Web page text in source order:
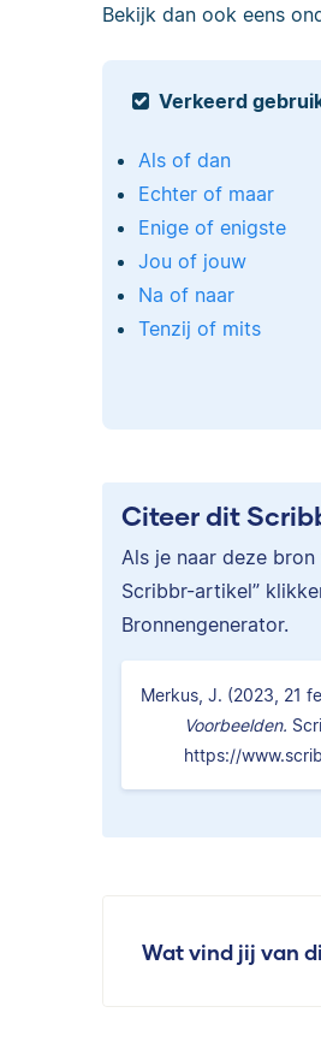
Bekijk dan ook eens
Verkeerd
Als of dan
Echter of maar
Enige of enigste
Jou of jouw
Na of naar
Tenzij of mits
Citeer dit
Als je naar deze
Scribbr-artikel”
Bronnengenerator.
Merkus, J. (2023, 21
Voorbeelden.
https://
Wat vind jij van